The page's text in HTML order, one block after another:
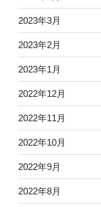
2023年3月
2023年2月
2023年1月
2022年12月
2022年11月
2022年10月
2022年9月
2022年8月